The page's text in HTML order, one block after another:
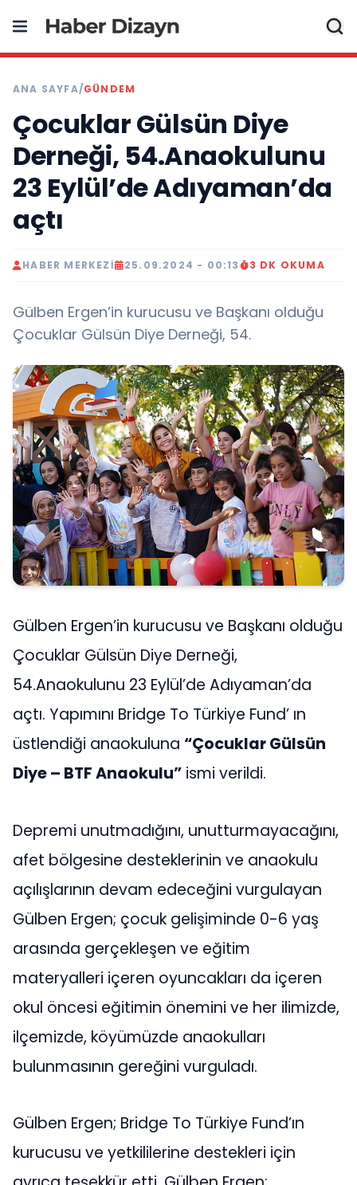
ANA SAYFA/GÜNDEM
Çocuklar Gülsün Diye
Derneği, 54.Anaokulunu
23 Eylül’de Adıyaman’da
açtı
HABER MERKEZI 25.09.2024 - 00:13 3 DK OKUMA
Gülben Ergen’in kurucusu ve Başkanı olduğu
Çocuklar Gülsün Diye Derneği, 54.
Gülben Ergen’in kurucusu ve Başkanı olduğu
Çocuklar Gülsün Diye Derneği,
54.Anaokulunu 23 Eylül’de Adıyaman’da
açtı. Yapımını Bridge To Türkiye Fund’ ın
üstlendiği anaokuluna “Çocuklar Gülsün
Diye – BTF Anaokulu” ismi verildi.
Depremi unutmadığını, unutturmayacağını,
afet bölgesine desteklerinin ve anaokulu
açılışlarının devam edeceğini vurgulayan
Gülben Ergen; çocuk gelişiminde 0-6 yaş
arasında gerçekleşen ve eğitim
materyalleri içeren oyuncakları da içeren
okul öncesi eğitimin önemini ve her ilimizde,
ilçemizde, köyümüzde anaokulları
bulunmasının gereğini vurguladı.
Gülben Ergen; Bridge To Türkiye Fund’ın
kurucusu ve yetkililerine destekleri için